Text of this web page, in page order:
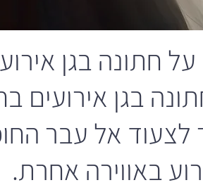
בגן
בגן
לצעוד אל עבר
באווירה אחרת.